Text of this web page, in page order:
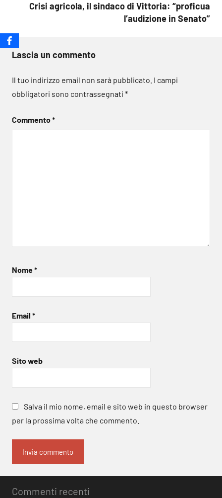
Crisi agricola, il sindaco di Vittoria: “proficua
l’audizione in Senato”
Lascia un commento
Il tuo indirizzo email non sarà pubblicato. I campi
obbligatori sono contrassegnati *
Commento*
Nome*
Email *
Sito web
Salva il mio nome, email e sito web in questo browser
per la prossima volta che commento.
Commenti recenti